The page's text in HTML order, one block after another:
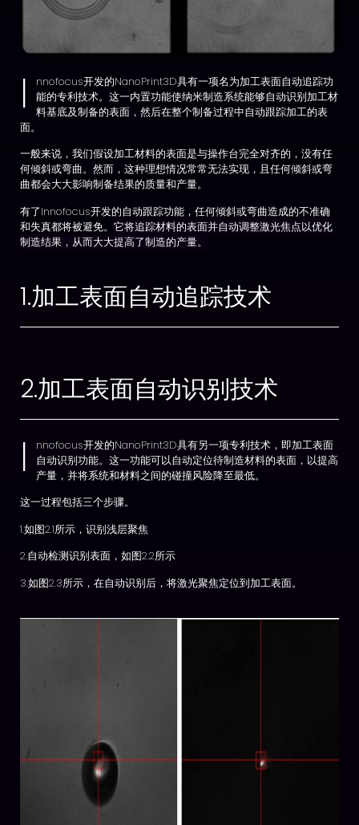
I
nnofocus开发的NanoPrint3D具有一项名为加工表面自动追踪功
能的专利技术。这一内置功能使纳米制造系统能够自动识别加工材
料基底及制备的表面，然后在整个制备过程中自动跟踪加工的表
面。
一般来说，我们假设加工材料的表面是与操作台完全对齐的，没有任
何倾斜或弯曲。然而，这种理想情况常常无法实现，且任何倾斜或弯
曲都会大大影响制备结果的质量和产量。
有了Innofocus开发的自动跟踪功能，任何倾斜或弯曲造成的不准确
和失真都将被避免。 它将追踪材料的表面并自动调整激光焦点以优化
制造结果，从而大大提高了制造的产量。
1.加工表面自动追踪技术
2.加工表面自动识别技术
I
nnofocus开发的NanoPrint3D具有另一项专利技术，即加工表面
自动识别功能。这一功能可以自动定位待制造材料的表面，以提高
产量，并将系统和材料之间的碰撞风险降至最低。
这一过程包括三个步骤。
1.如图2.1所示，识别浅层聚焦
2.自动检测识别表面，如图2.2所示
3.如图2.3所示，在自动识别后，将激光聚焦定位到加工表面。